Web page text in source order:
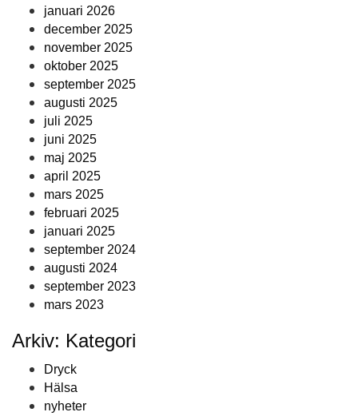
januari 2026
december 2025
november 2025
oktober 2025
september 2025
augusti 2025
juli 2025
juni 2025
maj 2025
april 2025
mars 2025
februari 2025
januari 2025
september 2024
augusti 2024
september 2023
mars 2023
Arkiv: Kategori
Dryck
Hälsa
nyheter